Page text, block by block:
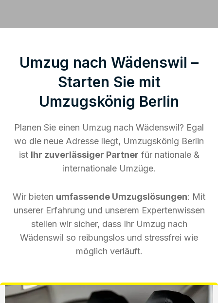
Umzug nach Wädenswil –
Starten Sie mit
Umzugskönig Berlin
Planen Sie einen Umzug nach Wädenswil? Egal
wo die neue Adresse liegt, Umzugskönig Berlin
ist Ihr zuverlässiger Partner für nationale &
internationale Umzüge.
Wir bieten umfassende Umzugslösungen: Mit
unserer Erfahrung und unserem Expertenwissen
stellen wir sicher, dass Ihr Umzug nach
Wädenswil so reibungslos und stressfrei wie
möglich verläuft.